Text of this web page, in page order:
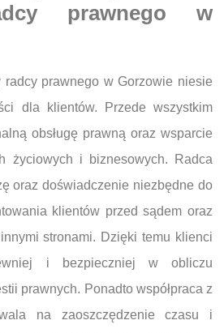
prawnego w
radcy prawnego w Gorzowie niesie
dla klientów. Przede wszystkim
obsługę prawną oraz wsparcie
życiowych i biznesowych. Radca
oraz doświadczenie niezbędne do
klientów przed sądem oraz
stronami. Dzięki temu klienci
i bezpieczniej w obliczu
prawnych. Ponadto współpraca z
na zaoszczędzenie czasu i